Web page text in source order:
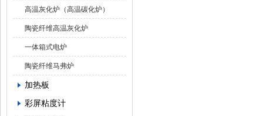
高温灰化炉（高温碳化炉）
陶瓷纤维高温灰化炉
一体箱式电炉
陶瓷纤维马弗炉
加热板
彩屏粘度计